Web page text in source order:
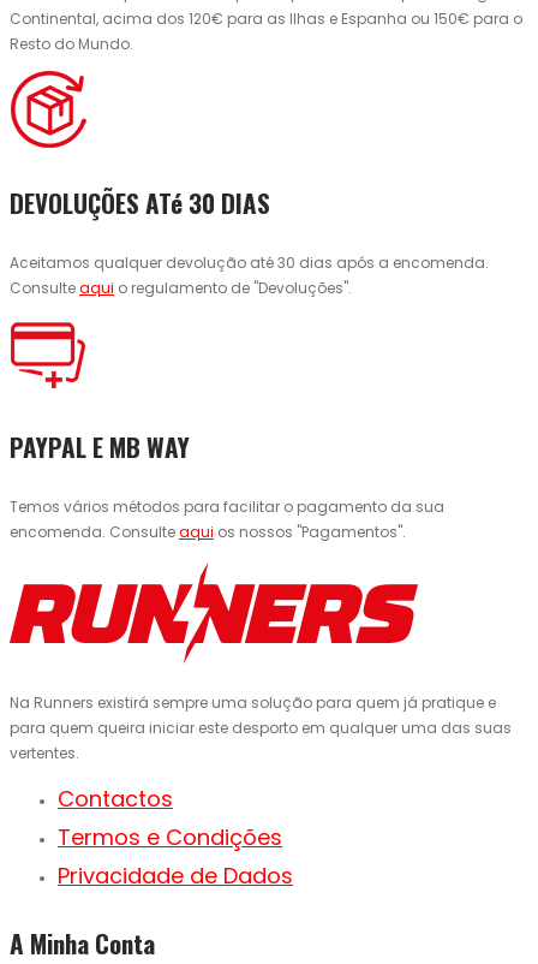
Continental, acima dos 120€ para as Ilhas e Espanha ou 150€ para o
Resto do Mundo.
DEVOLUÇÕES ATé 30 DIAS
Aceitamos qualquer devolução até 30 dias após a encomenda.
Consulteaqui o regulamento de "Devoluções".
PAYPAL E MB WAY
Temos vários métodos para facilitar o pagamento da sua
encomenda. Consulteaqui os nossos "Pagamentos".
Na Runners existirá sempre uma solução para quem já pratique e
para quem queira iniciar este desporto em qualquer uma das suas
vertentes.
Contactos
Termos e Condições
Privacidade de Dados
A Minha Conta